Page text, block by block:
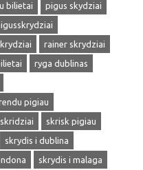
bilietai
pigus skydziai
rainer skrydziai
ryga dublinas
pigiau
skridziai
skrisk pigiau
skrydis i dublina
skrydis i malaga